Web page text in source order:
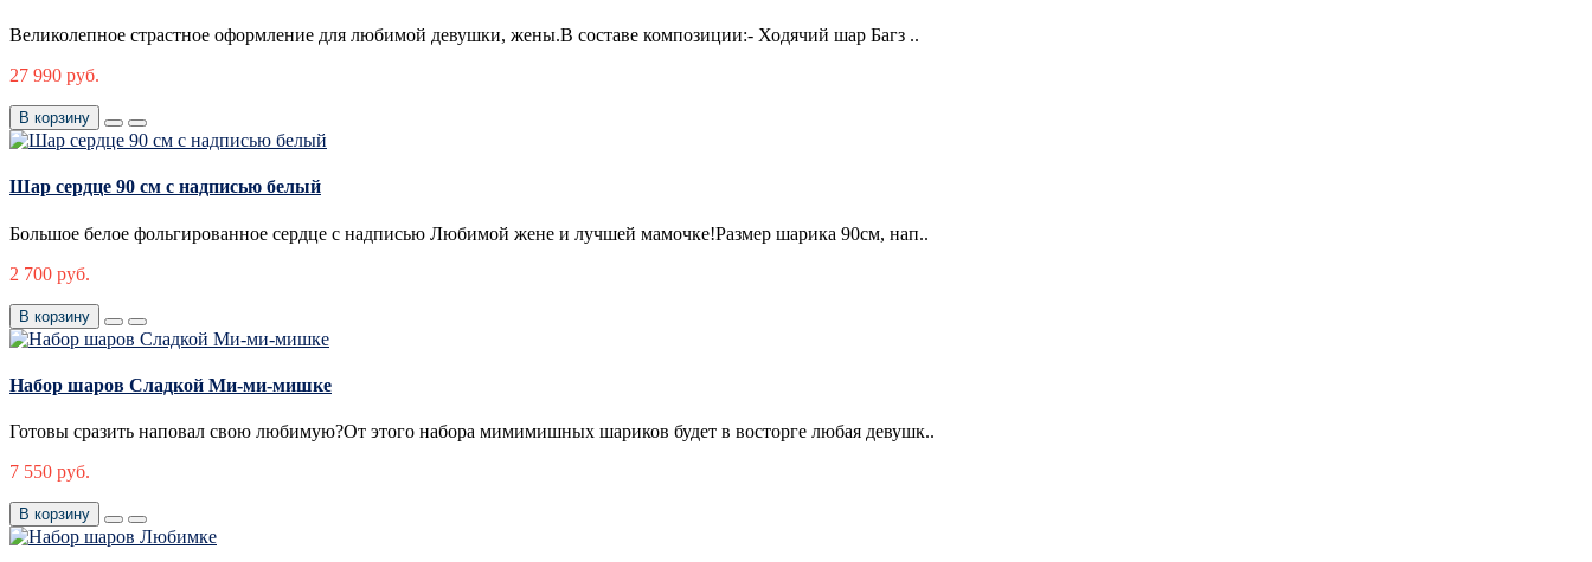
Великолепное страстное оформление для любимой девушки, жены.В составе композиции:- Ходячий шар Багз ..
27 990 руб.
В корзину
Шар сердце 90 см с надписью белый
Большое белое фольгированное сердце с надписью Любимой жене и лучшей мамочке!Размер шарика 90см, нап..
2 700 руб.
В корзину
Набор шаров Сладкой Ми-ми-мишке
Готовы сразить наповал свою любимую?От этого набора мимимишных шариков будет в восторге любая девушк..
7 550 руб.
В корзину